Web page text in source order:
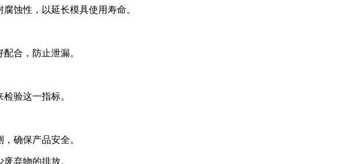
蚀性，以延长模具使用寿命。
合，防止泄漏。
验这一指标。
确保产品安全。
弃物的排放。